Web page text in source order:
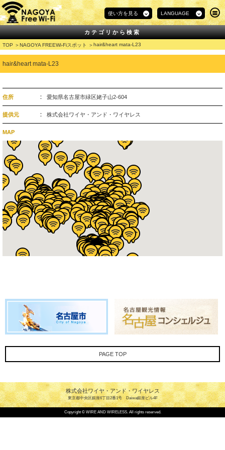
使い方を見る LANGUAGE
カテゴリから検索
TOP NAGOYA FREEWi-Fiスポット hair&heart mata-L23
hair&heart mata-L23
住所 愛知県名古屋市緑区姥子山2-604
提供元 株式会社ワイヤ・アンド・ワイヤレス
MAP
PAGE TOP
株式会社ワイヤ・アンド・ワイヤレス
東京都中央区銀座6丁目2番1号 Daiwa銀座ビル4F
Copyright © WIRE AND WIRELESS. All rights reserved.